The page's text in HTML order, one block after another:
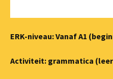
ERK-niveau: Vanaf A1
Activiteit: grammatica